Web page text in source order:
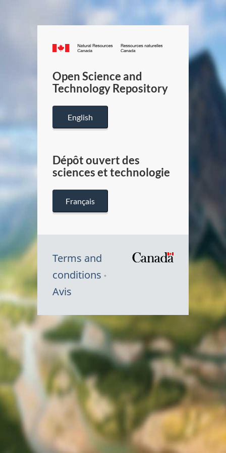
Canada.ca
/
Canada
Open Science and
Technology Repository
English
Dépôt ouvert des
sciences et technologie
Français
Terms and
conditions
Avis
Canada